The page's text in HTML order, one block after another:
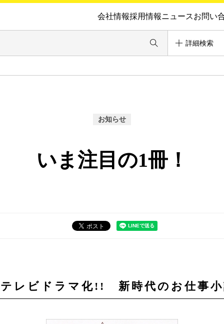
会社情報採用情報ニュースお問い
詳細検索
お知らせ
いま注目の1冊！
レビドラマ化!! 新時代のお仕事